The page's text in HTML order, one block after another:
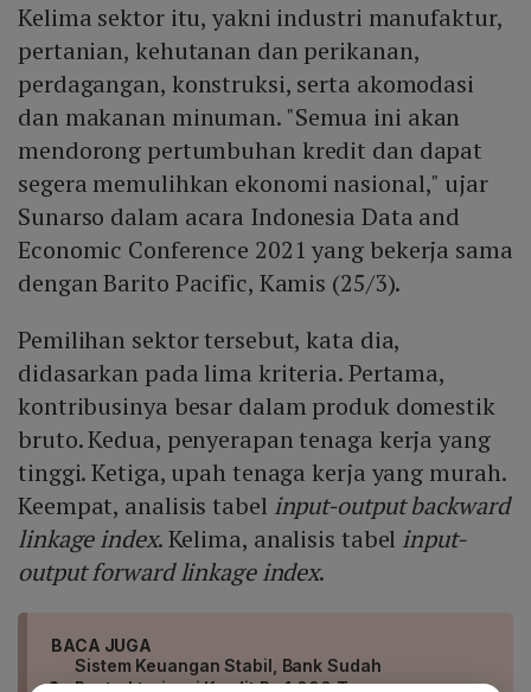
Kelima sektor itu, yakni industri manufaktur,
pertanian, kehutanan dan perikanan,
perdagangan, konstruksi, serta akomodasi
dan makanan minuman. "Semua ini akan
mendorong pertumbuhan kredit dan dapat
segera memulihkan ekonomi nasional," ujar
Sunarso dalam acara Indonesia Data and
Economic Conference 2021 yang bekerja sama
dengan Barito Pacific, Kamis (25/3).
Pemilihan sektor tersebut, kata dia,
didasarkan pada lima kriteria. Pertama,
kontribusinya besar dalam produk domestik
bruto. Kedua, penyerapan tenaga kerja yang
tinggi. Ketiga, upah tenaga kerja yang murah.
Keempat, analisis tabel input-output backward
linkage index. Kelima, analisis tabel input-
output forward linkage index.
BACA JUGA
Sistem Keuangan Stabil, Bank Sudah